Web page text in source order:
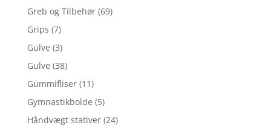
Greb og Tilbehør (69)
Grips (7)
Gulve (3)
Gulve (38)
Gummifliser (11)
Gymnastikbolde (5)
Håndvægt stativer (24)